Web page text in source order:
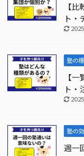
【
ト・
塾の
【
ト・
塾の
週一